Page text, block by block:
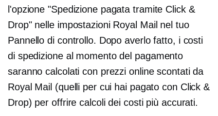
l'opzione "Spedizione pagata tramite Click &
Drop" nelle impostazioni Royal Mail nel tuo
Pannello di controllo. Dopo averlo fatto, i costi
di spedizione al momento del pagamento
saranno calcolati con prezzi online scontati da
Royal Mail (quelli per cui hai pagato con Click &
Drop) per offrire calcoli dei costi più accurati.